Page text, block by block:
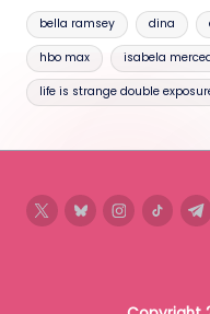
bella ramsey dina
hbo max isabela
life is strange double
twitterblueskyinstagram
tiktok